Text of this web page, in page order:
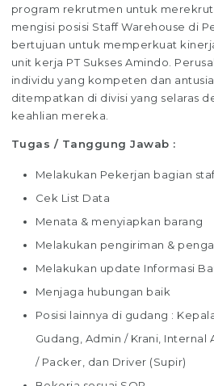
program rekrutmen untuk
mengisi posisi Staff Warehouse di
bertujuan untuk memperkuat
unit kerja PT Sukses Amindo.
individu yang kompeten dan
ditempatkan di divisi yang selaras
keahlian mereka.
Tugas / Tanggung Jawab :
Melakukan Pekerjan bagian
Cek List Data
Menata & menyiapkan barang
Melakukan pengiriman &
Melakukan update Informasi
Menjaga hubungan baik
Posisi lainnya di gudang :
Gudang, Admin / Krani,
/ Packer, dan Driver (Supir)